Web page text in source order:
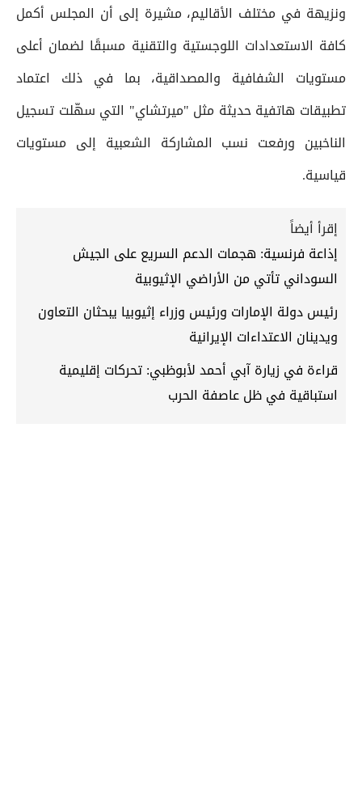
ونزيهة في مختلف الأقاليم، مشيرة إلى أن المجلس أكمل
كافة الاستعدادات اللوجستية والتقنية مسبقًا لضمان أعلى
مستويات الشفافية والمصداقية، بما في ذلك اعتماد
تطبيقات هاتفية حديثة مثل "ميرتشاي" التي سهّلت تسجيل
الناخبين ورفعت نسب المشاركة الشعبية إلى مستويات
قياسية.
إقرأ أيضاً
إذاعة فرنسية: هجمات الدعم السريع على الجيش
السوداني تأتي من الأراضي الإثيوبية
رئيس دولة الإمارات ورئيس وزراء إثيوبيا يبحثان التعاون
ويدينان الاعتداءات الإيرانية
قراءة في زيارة آبي أحمد لأبوظبي: تحركات إقليمية
استباقية في ظل عاصفة الحرب